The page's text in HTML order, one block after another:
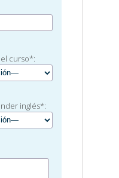
curso*:
inglés*: